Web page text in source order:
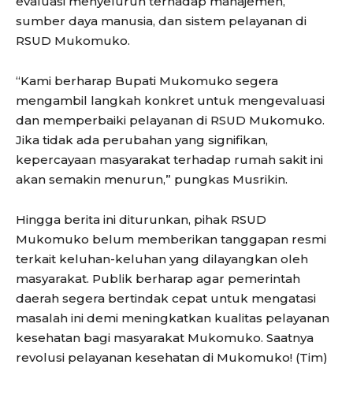
sumber daya manusia, dan sistem pelayanan di
RSUD Mukomuko.
“Kami berharap Bupati Mukomuko segera
mengambil langkah konkret untuk mengevaluasi
dan memperbaiki pelayanan di RSUD Mukomuko.
Jika tidak ada perubahan yang signifikan,
kepercayaan masyarakat terhadap rumah sakit ini
akan semakin menurun,” pungkas Musrikin.
Hingga berita ini diturunkan, pihak RSUD
Mukomuko belum memberikan tanggapan resmi
terkait keluhan-keluhan yang dilayangkan oleh
masyarakat. Publik berharap agar pemerintah
daerah segera bertindak cepat untuk mengatasi
masalah ini demi meningkatkan kualitas pelayanan
kesehatan bagi masyarakat Mukomuko. Saatnya
revolusi pelayanan kesehatan di Mukomuko! (Tim)